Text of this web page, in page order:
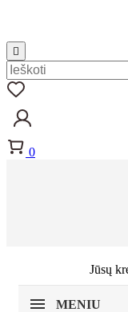

0
Jūsų
MENIU